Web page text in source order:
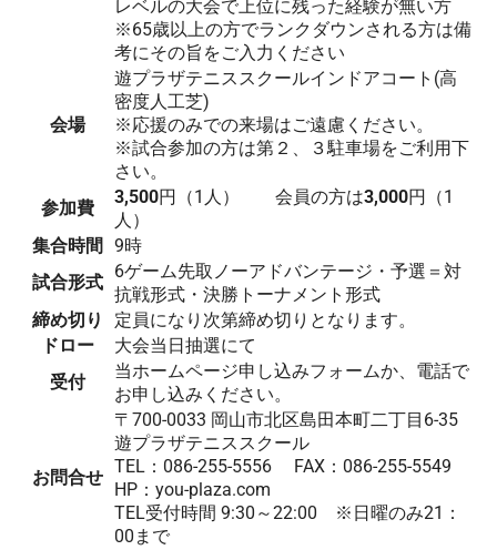
レベルの大会で上位に残った経験が無い方
※65歳以上の方でランクダウンされる方は備
考にその旨をご入力ください
会場
遊プラザテニススクールインドアコート(高
密度人工芝)
※応援のみでの来場はご遠慮ください。
※試合参加の方は第２、３駐車場をご利用下
さい。
参加費
3,500円（1人） 会員の方は3,000円（1
人）
集合時間
9時
試合形式
6ゲーム先取ノーアドバンテージ・予選＝対
抗戦形式・決勝トーナメント形式
締め切り
定員になり次第締め切りとなります。
ドロー
大会当日抽選にて
受付
当ホームページ申し込みフォームか、電話で
お申し込みください。
お問合せ
〒700-0033 岡山市北区島田本町二丁目6-35
遊プラザテニススクール
TEL：086-255-5556 FAX：086-255-5549
HP：you-plaza.com
TEL受付時間 9:30～22:00 ※日曜のみ21：
00まで